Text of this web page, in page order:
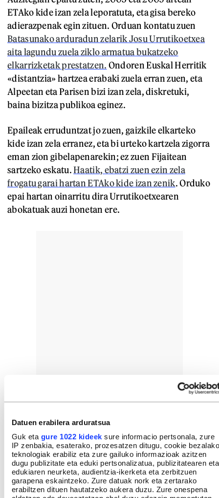
Datuen erabilera arduratsua
Guk eta gure 1022 kideek sure informacio pertsonala, zure
IP zenbakia, esaterako, prozesatzen ditugu, cookie bezalako
teknologiak erabiliz eta zure gailuko informazioak azitzen
dugu publizitate eta eduki pertsonalizatua, publizitatearen eta
edukiaren neurketa, audientzia-ikerketa eta zerbitzuen
garapena eskaintzeko. Zure datuak nork eta zertarako
erabiltzen dituen hautatzeko aukera duzu. Zure onespena
ETAko kide izan zela leporatuta, eta gisa bereko
adierazpenak egin zituen. Orduan kontatu zuen
Batasunako arduradun zelarik Josu Urrutikoetxea
aita lagundu zuela ziklo armatua bukatzeko
elkarrizketak prestatzen. Ondoren Euskal Herritik
«distantzia» hartzea erabaki zuela erran zuen, eta
Alpeetan eta Parisen bizi izan zela, diskretuki,
baina bizitza publikoa eginez.
Epaileak erruduntzat jo zuen, gaizkile elkarteko
kide izan zela erranez, eta bi urteko kartzela zigorra
eman zion gibelapenarekin; ez zuen Fijaitean
sartzeko eskatu.Haatik, ebatzi zuen ezin zela
frogatu garai hartan ETAko kide izan zenik. Orduko
epai hartan oinarritu dira Urrutikoetxearen
abokatuak auzi honetan ere.